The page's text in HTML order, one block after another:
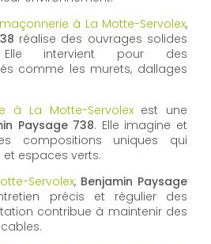
maçonnerie à La Motte-Servolex,
réalise des ouvrages solides
intervient pour des
comme les murets, dallages
à La Motte-Servolexest une
Paysage 738. Elle imagine et
compositions uniques qui
espaces verts.
Servolex, Benjamin Paysage
précis et régulier des
contribue à maintenir des